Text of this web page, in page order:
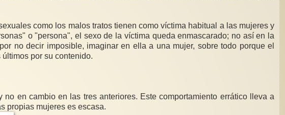
como los malos tratos tienen como víctima habitual a las mujeres y
o "persona", el sexo de la víctima queda enmascarado; no así en la
no decir imposible, imaginar en ella a una mujer, sobre todo porque el
por su contenido.
en cambio en las tres anteriores. Este comportamiento errático lleva a
propias mujeres es escasa.